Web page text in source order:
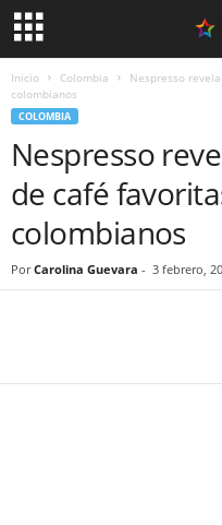
Inicio Colombia
Nespresso
colombianos
COLOMBIA
Nespresso
de café
colombianos
Por Carolina Guevara - 3 febrero,